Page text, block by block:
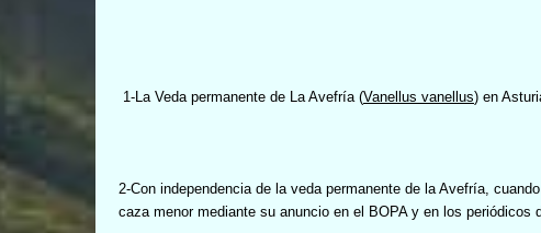
1-La Veda permanente de La Avefría (Vanellus vanellus) en
2-Con independencia de la veda permanente de la Avefría,
caza menor mediante su anuncio en el BOPA y en los periódicos